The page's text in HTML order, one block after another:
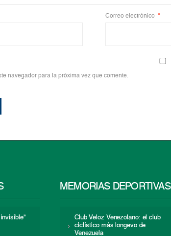
Correo electrónico *
navegador para la próxima vez que comente.
MEMORIAS DEPORTIVAS
Club Veloz Venezolano: el club
ciclístico más longevo de
Venezuela